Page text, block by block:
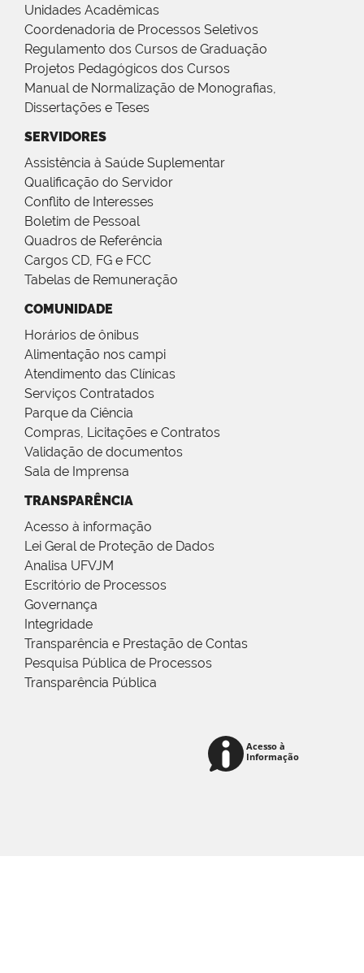
Unidades Acadêmicas
Coordenadoria de Processos Seletivos
Regulamento dos Cursos de Graduação
Projetos Pedagógicos dos Cursos
Manual de Normalização de Monografias,
Dissertações e Teses
SERVIDORES
Assistência à Saúde Suplementar
Qualificação do Servidor
Conflito de Interesses
Boletim de Pessoal
Quadros de Referência
Cargos CD, FG e FCC
Tabelas de Remuneração
COMUNIDADE
Horários de ônibus
Alimentação nos campi
Atendimento das Clínicas
Serviços Contratados
Parque da Ciência
Compras, Licitações e Contratos
Validação de documentos
Sala de Imprensa
TRANSPARÊNCIA
Acesso à informação
Lei Geral de Proteção de Dados
Analisa UFVJM
Escritório de Processos
Governança
Integridade
Transparência e Prestação de Contas
Pesquisa Pública de Processos
Transparência Pública